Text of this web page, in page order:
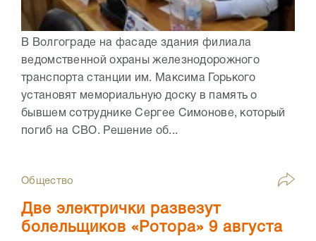
В Волгограде на фасаде здания филиала
ведомственной охраны железнодорожного
транспорта станции им. Максима Горького
установят мемориальную доску в память о
бывшем сотруднике Сергее Симонове, который
погиб на СВО. Решение об...
Общество
Две электрички развезут
болельщиков «Ротора» 9 августа